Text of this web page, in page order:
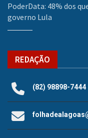
PoderData: 48% dos
governo Lula
REDAÇÃO
(82) 98898-7444